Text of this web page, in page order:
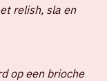
relish, sla en
op een brioche